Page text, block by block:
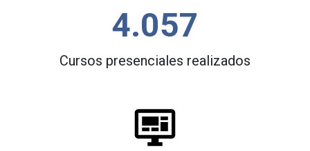
4.057
Cursos presenciales realizados